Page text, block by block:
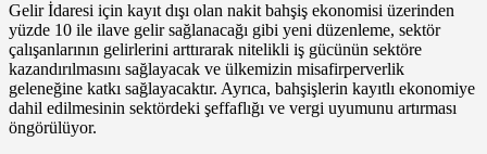
Gelir İdaresi için kayıt dışı olan nakit bahşiş ekonomisi üzerinden
yüzde 10 ile ilave gelir sağlanacağı gibi yeni düzenleme, sektör
çalışanlarının gelirlerini arttırarak nitelikli iş gücünün sektöre
kazandırılmasını sağlayacak ve ülkemizin misafirperverlik
geleneğine katkı sağlayacaktır. Ayrıca, bahşişlerin kayıtlı ekonomiye
dahil edilmesinin sektördeki şeffaflığı ve vergi uyumunu artırması
öngörülüyor.